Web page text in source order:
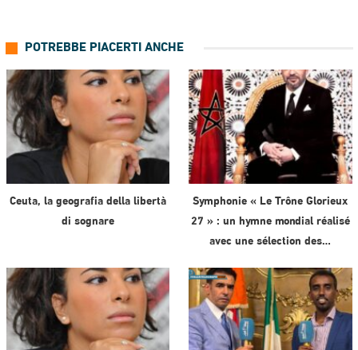
POTREBBE PIACERTI ANCHE
Ceuta, la geografia della libertà
di sognare
Symphonie « Le Trône Glorieux
27 » : un hymne mondial réalisé
avec une sélection des…